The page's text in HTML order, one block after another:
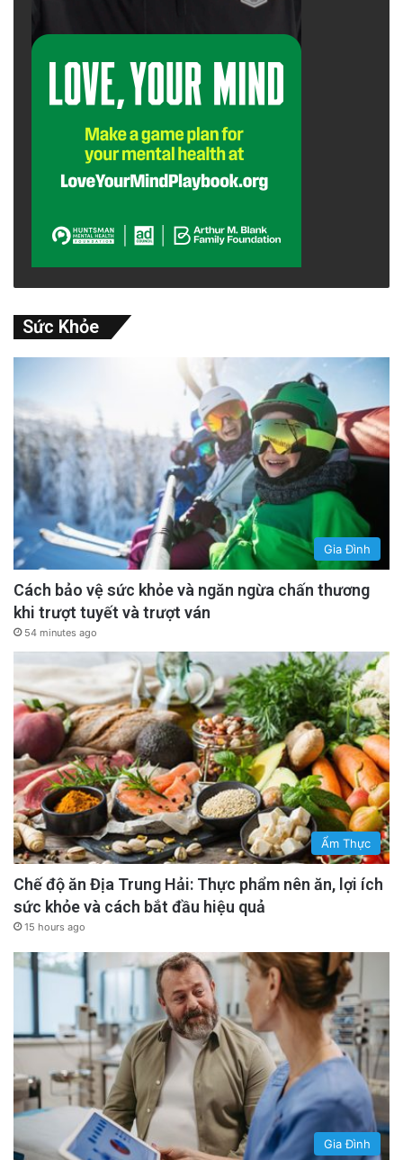
Sức Khỏe
Gia Đình
Cách bảo vệ sức khỏe và ngăn ngừa chấn thương
khi trượt tuyết và trượt ván
54 minutes ago
Ẩm Thực
Chế độ ăn Địa Trung Hải: Thực phẩm nên ăn, lợi ích
sức khỏe và cách bắt đầu hiệu quả
15 hours ago
Gia Đình